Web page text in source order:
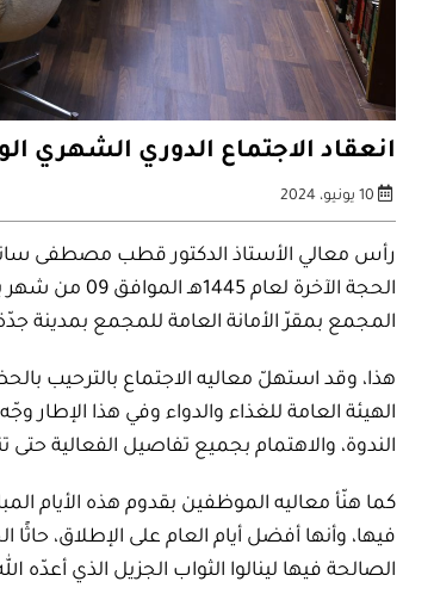
انعقاد الاجتماع الدوري الشهري
10 يونيو، 2024
رأس معالي الأستاذ الدكتور قطب مصطفى سانو،
الحجةالآخرة لعام 1445ه‍ـ الموافق 09من شهر
المجمع بمقرّ الأمانة العامة للمجمع بمدينة
هذا، وقد استهلّ معاليه الاجتماع بالترحيب
الهيئة العامة للغذاء والدواء وفي هذا الإطار
الندوة، والاهتمام بجميع تفاصيل الفعالية
كما هنّأ معاليه الموظفين بقدوم هذه الأيام
فيها، وأنها أفضل أيام العام على الإطلاق،
الصالحة فيها لينالوا الثواب الجزيل الذي أعدّه